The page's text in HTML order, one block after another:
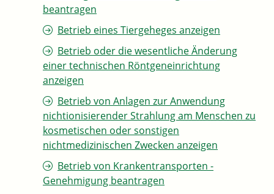
beantragen
Betrieb eines Tiergeheges anzeigen
Betrieb oder die wesentliche Änderung
einer technischen Röntgeneinrichtung
anzeigen
Betrieb von Anlagen zur Anwendung
nichtionisierender Strahlung am Menschen zu
kosmetischen oder sonstigen
nichtmedizinischen Zwecken anzeigen
Betrieb von Krankentransporten -
Genehmigung beantragen